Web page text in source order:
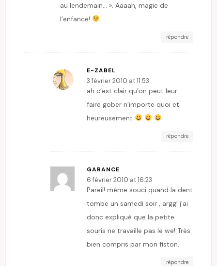
au lendemain… ». Aaaah, magie de
l’enfance!
répondre
E-ZABEL
3 février 2010 at 11:53
ah c’est clair qu’on peut leur
faire gober n’importe quoi et
heureusement
répondre
GARANCE
6 février 2010 at 16:23
Pareil! même souci quand la dent
tombe un samedi soir , argg! j’ai
donc expliqué que la petite
souris ne travaille pas le we! Très
bien compris par mon fiston.
répondre